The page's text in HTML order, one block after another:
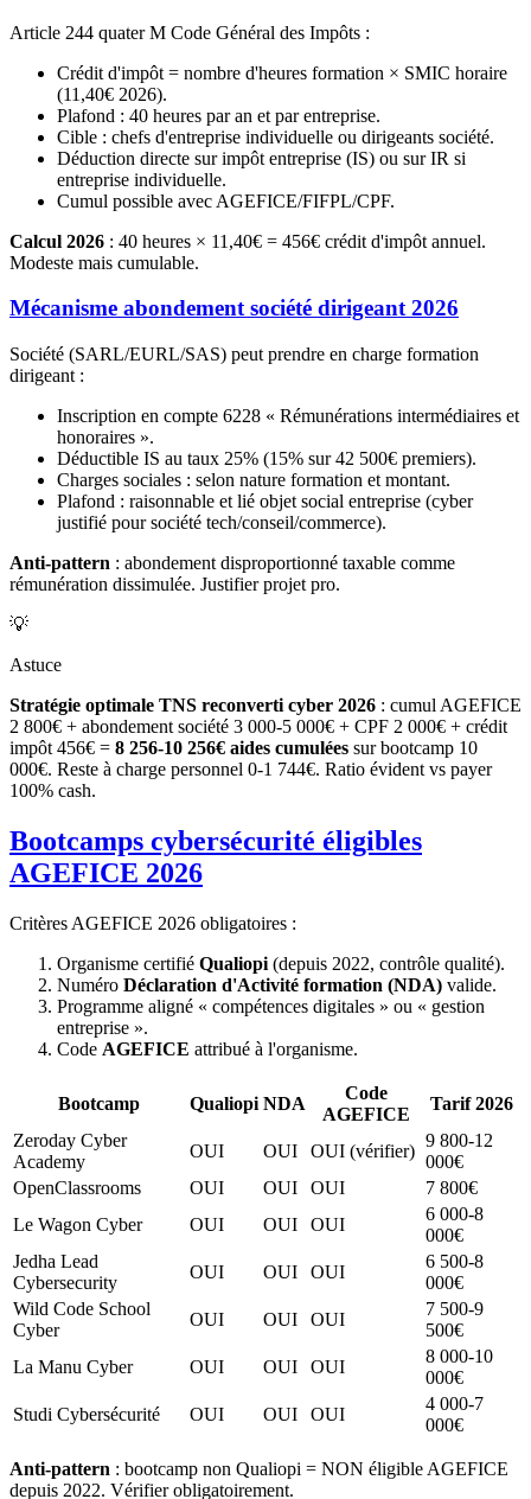
Article 244 quater M Code Général des Impôts :
Crédit d'impôt = nombre d'heures formation × SMIC horaire
(11,40€ 2026).
Plafond : 40 heures par an et par entreprise.
Cible : chefs d'entreprise individuelle ou dirigeants société.
Déduction directe sur impôt entreprise (IS) ou sur IR si
entreprise individuelle.
Cumul possible avec AGEFICE/FIFPL/CPF.
Calcul 2026 : 40 heures × 11,40€ = 456€ crédit d'impôt annuel.
Modeste mais cumulable.
Mécanisme abondement société dirigeant 2026
Société (SARL/EURL/SAS) peut prendre en charge formation
dirigeant :
Inscription en compte 6228 « Rémunérations intermédiaires et
honoraires ».
Déductible IS au taux 25% (15% sur 42 500€ premiers).
Charges sociales : selon nature formation et montant.
Plafond : raisonnable et lié objet social entreprise (cyber
justifié pour société tech/conseil/commerce).
Anti-pattern : abondement disproportionné taxable comme
rémunération dissimulée. Justifier projet pro.
💡
Astuce
Stratégie optimale TNS reconverti cyber 2026 : cumul AGEFICE
2 800€ + abondement société 3 000-5 000€ + CPF 2 000€ + crédit
impôt 456€ = 8 256-10 256€ aides cumulées sur bootcamp 10
000€. Reste à charge personnel 0-1 744€. Ratio évident vs payer
100% cash.
Bootcamps cybersécurité éligibles
AGEFICE 2026
Critères AGEFICE 2026 obligatoires :
Organisme certifié Qualiopi (depuis 2022, contrôle qualité).
Numéro Déclaration d'Activité formation (NDA) valide.
Programme aligné « compétences digitales » ou « gestion
entreprise ».
Code AGEFICE attribué à l'organisme.
Bootcamp Qualiopi NDA
Code
AGEFICE
Tarif 2026
Zeroday Cyber
Academy
OUI OUI OUI (vérifier)
9 800-12
000€
OpenClassrooms
OUI OUI OUI
7 800€
Le Wagon Cyber
OUI OUI OUI
6 000-8
000€
Jedha Lead
Cybersecurity
OUI OUI OUI
6 500-8
000€
Wild Code School
Cyber
OUI OUI OUI
7 500-9
500€
La Manu Cyber
OUI OUI OUI
8 000-10
000€
Studi Cybersécurité
OUI OUI OUI
4 000-7
000€
Anti-pattern : bootcamp non Qualiopi = NON éligible AGEFICE
depuis 2022. Vérifier obligatoirement.